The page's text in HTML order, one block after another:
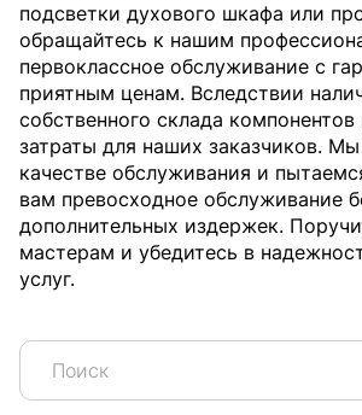
подсветки духового шкафа или
обращайтесь к нашим
первоклассное обслуживание с
приятным ценам. Вследствии
собственного склада
затраты для наших заказчиков.
качестве обслуживания и
вам превосходное обслуживание
дополнительных издержек.
мастерам и убедитесь в
услуг.